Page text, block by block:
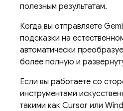
полезным результатам.
Когда вы отправляете
подсказки на
автоматически
более полную и
Если вы работаете со
инструментами
такими как Cursor или